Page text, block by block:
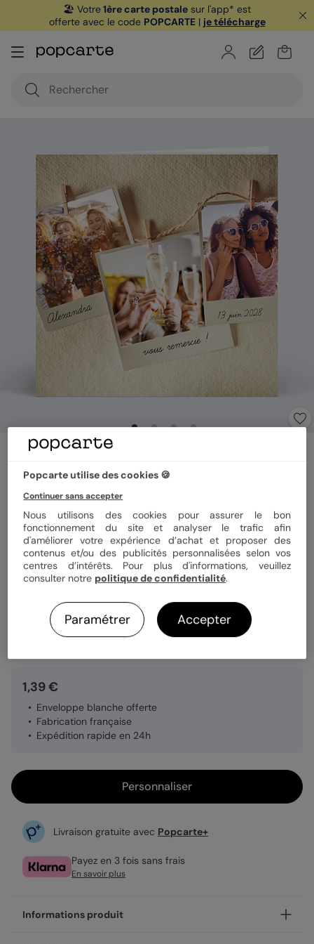
🏖️ Votre1ère carte postale sur l'app* est
offerte avec le code POPCARTE| je télécharge
Carte de remerciement
Format 14x14 cm plié
Papier Satiné
Quantité Échantillon personnalisé
1,39 €
Enveloppe blanche offerte
Fabrication française
Expédition rapide en 24h
Personnaliser
Livraison gratuite avec Popcarte+
Payez en 3 fois sans frais
En savoir plus
Informations produit
Popcarte utilise des cookies 🍪
Continuer sans accepter
Nous utilisons des cookies pour assurer le bon
fonctionnement du site et analyser le trafic afin
d'améliorer votre expérience d’achat et proposer des
contenus et/ou des publicités personnalisées selon vos
centres d’intérêts. Pour plus d'informations, veuillez
consulter notre politique de confidentialité.
Paramétrer Accepter